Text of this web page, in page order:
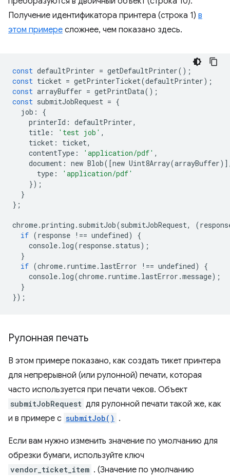
Получение идентификатора принтера (строка 1) в
этом примере сложнее, чем показано здесь.
const defaultPrinter = getDefaultPrinter();
const ticket = getPrinterTicket(defaultPrinter);
const arrayBuffer = getPrintData();
const submitJobRequest = {
job :
{
printerId : defaultPrinter,
title : 'test job' ,
ticket : ticket,
contentType : 'application/pdf' ,
document : new Blob([new Uint8Array(arrayBuffer
type :
'application/pdf'
});
}
};
chrome.printing . submitJob(submitJobRequest, (
if (response !== undefined)
{
console. log(response. status);
}
if (chrome. runtime. lastError !== undefined)
{
console. log(chrome. runtime. lastError .message);
}
});
Рулонная печать
В этом примере показано, как создать тикет принтера
для непрерывной (или рулонной) печати, которая
часто используется при печати чеков. Объект
submitJobRequest для рулонной печати такой же, как
и в примере с submitJob() .
Если вам нужно изменить значение по умолчанию для
обрезки бумаги, используйте ключ
vendor_ticket_item . (Значение по умолчанию